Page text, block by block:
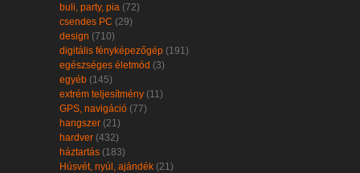
buli, party, pia (72)
csendes PC (29)
design (710)
digitális fényképezőgép (191)
egészséges életmód (3)
egyéb (145)
extrém teljesítmény (11)
GPS, navigáció (77)
hangszer (21)
hardver (432)
háztartás (183)
Húsvét, nyúl, ajándék (21)